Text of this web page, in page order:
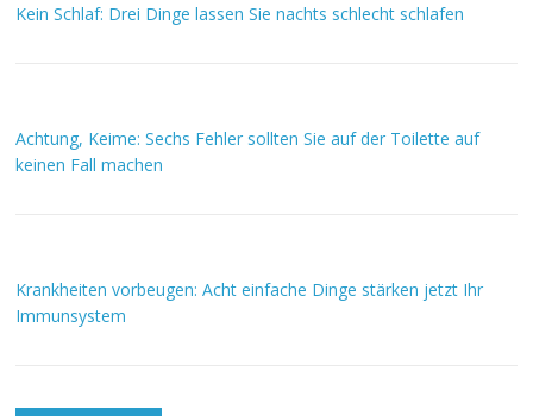
Kein Schlaf: Drei Dinge lassen Sie nachts schlecht schlafen
Achtung, Keime: Sechs Fehler sollten Sie auf der Toilette auf
keinen Fall machen
Krankheiten vorbeugen: Acht einfache Dinge stärken jetzt Ihr
Immunsystem